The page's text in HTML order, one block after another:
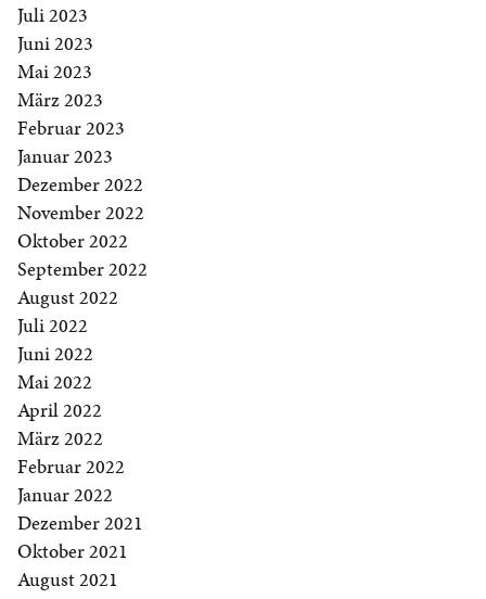
Juli 2023
Juni 2023
Mai 2023
März 2023
Februar 2023
Januar 2023
Dezember 2022
November 2022
Oktober 2022
September 2022
August 2022
Juli 2022
Juni 2022
Mai 2022
April 2022
März 2022
Februar 2022
Januar 2022
Dezember 2021
Oktober 2021
August 2021